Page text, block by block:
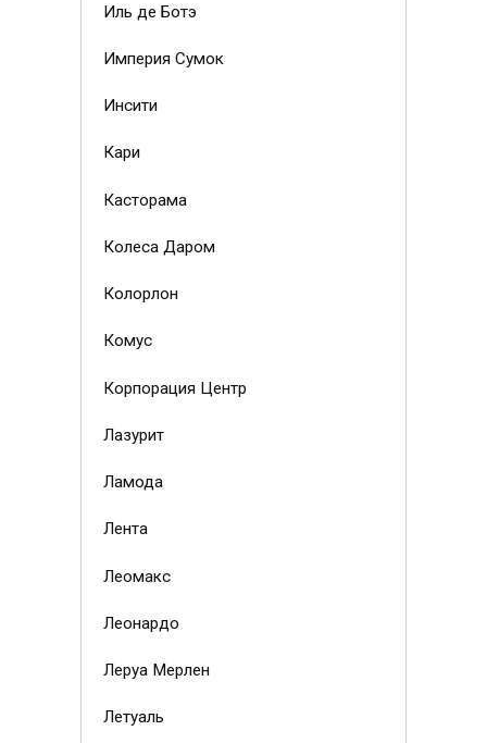
Иль де Ботэ
Империя Сумок
Инсити
Кари
Касторама
Колеса Даром
Колорлон
Комус
Корпорация Центр
Лазурит
Ламода
Лента
Леомакс
Леонардо
Леруа Мерлен
Летуаль